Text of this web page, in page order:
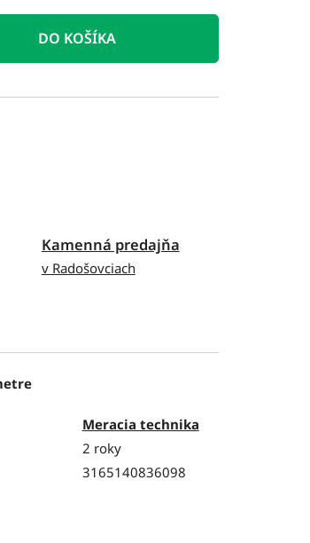
DO KOŠÍKA
Kamenná predajňa
v Radošovciach
Meracia technika
2 roky
3165140836098